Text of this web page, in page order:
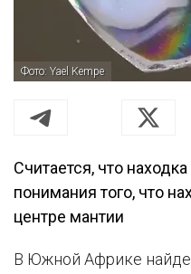
Фото: Yael Kempe
Считается, что
понимания того, что
центре мантии
В Южной Африке